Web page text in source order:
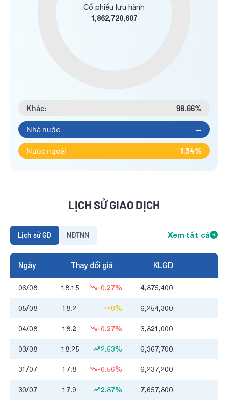
Cổ phiếu lưu hành
1,862,720,607
Khác: 98.66%
Nhà nước --
Nước ngoài 1.34%
LỊCH SỬ GIAO DỊCH
Lịch sử GD NĐTNN Xem tất cả
Ngày Thay đổi giá KLGD
06/08 18.15 -0.27% 4,875,400
05/08 18.2 0% 6,254,300
04/08 18.2 -0.27% 3,821,000
03/08 18.25 2.53% 6,367,700
31/07 17.8 -0.56% 6,237,200
30/07 17.9 2.87% 7,657,800